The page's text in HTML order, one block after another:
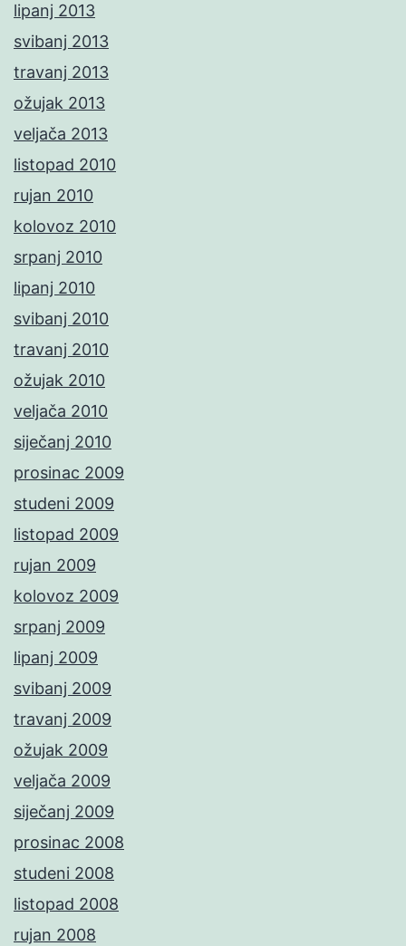
lipanj 2013
svibanj 2013
travanj 2013
ožujak 2013
veljača 2013
listopad 2010
rujan 2010
kolovoz 2010
srpanj 2010
lipanj 2010
svibanj 2010
travanj 2010
ožujak 2010
veljača 2010
siječanj 2010
prosinac 2009
studeni 2009
listopad 2009
rujan 2009
kolovoz 2009
srpanj 2009
lipanj 2009
svibanj 2009
travanj 2009
ožujak 2009
veljača 2009
siječanj 2009
prosinac 2008
studeni 2008
listopad 2008
rujan 2008